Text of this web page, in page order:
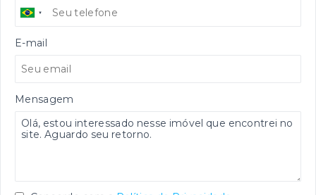
E-mail
Mensagem